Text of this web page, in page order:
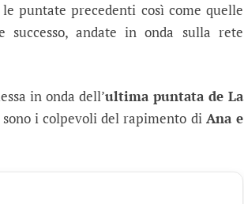
puntate precedenti così come quelle
andate in onda sulla rete
in onda dell’ultima puntata de La
i colpevoli del rapimento di Ana e